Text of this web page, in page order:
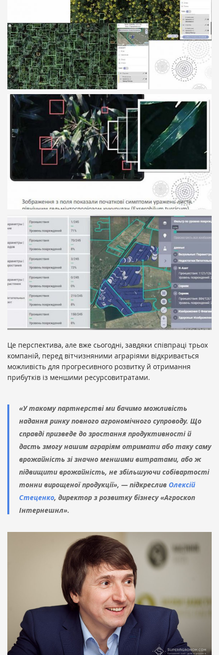
Це перспектива, але вже сьогодні, завдяки співпраці трьох
компаній, перед вітчизняними аграріями відкривається
можливість для прогресивного розвитку й отримання
прибутків із меншими ресурсовитратами.
«У такому партнерстві ми бачимо можливість
надання ринку повного агрономічного супроводу. Що
справді призведе до зростання продуктивності й
дасть змогу нашим аграріям отримати або таку саму
врожайність зі значно меншими витратами, або ж
підвищити врожайність, не збільшуючи собівартості
тонни вирощеної продукції», — підкреслив Олексій
Стеценко, директор з розвитку бізнесу «Агроскоп
Інтернешнл».